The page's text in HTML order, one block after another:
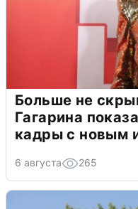
Больше не
Гагарина
кадры с новым
6 августа 265